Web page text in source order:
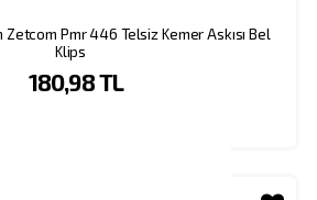
Pmr 446 Telsiz Kemer Askısı Bel
Klips
180,98 TL